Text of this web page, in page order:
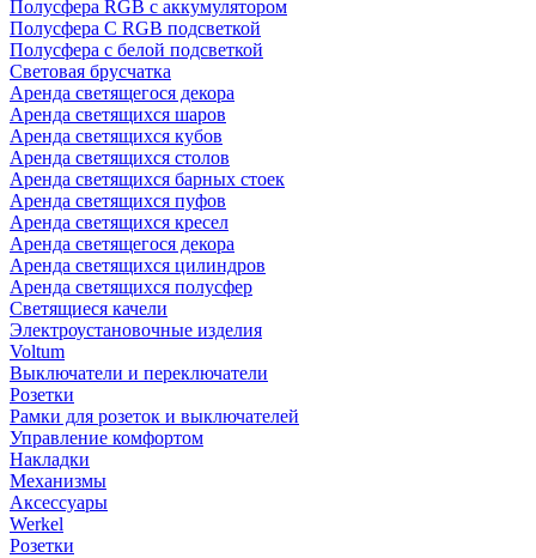
Полусфера RGB с аккумулятором
Полусфера С RGB подсветкой
Полусфера с белой подсветкой
Световая брусчатка
Аренда светящегося декора
Аренда светящихся шаров
Аренда светящихся кубов
Аренда светящихся столов
Аренда светящихся барных стоек
Аренда светящихся пуфов
Аренда светящихся кресел
Аренда светящегося декора
Аренда светящихся цилиндров
Аренда светящихся полусфер
Светящиеся качели
Электроустановочные изделия
Voltum
Выключатели и переключатели
Розетки
Рамки для розеток и выключателей
Управление комфортом
Накладки
Механизмы
Аксессуары
Werkel
Розетки